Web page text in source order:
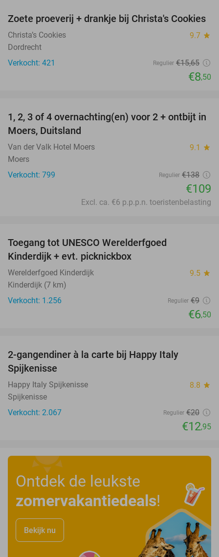
46%
Zoete proeverij + drankje bij Christa's Cookies
Christa’s Cookies 9.7 star
Dordrecht
Verkocht: 421
Regulier €15,65
€8,50
21%
1, 2, 3 of 4 overnachting(en) voor 2 + ontbijt in
Moers, Duitsland
Van der Valk Hotel Moers 9.1 star
Moers
Verkocht: 799
Regulier €138
€109
Excl. ca. €6 p.p.p.n. toeristenbelasting
Toegang tot UNESCO Werelderfgoed
Kinderdijk + evt. picknickbox
Werelderfgoed Kinderdijk 9.5 star
Kinderdijk (7 km)
Verkocht: 1.256
Regulier €9
€6,50
2-gangendiner à la carte bij Happy Italy
Spijkenisse
Happy Italy Spijkenisse 8.8 star
Spijkenisse
Verkocht: 2.067
Regulier €20
€12,95
Ontdek de leukste
zomervakantiedeals!
Bekijk nu